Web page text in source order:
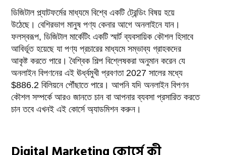
ডিজিটাল প্ল্যাটফর্মের মাধ্যমে বিশ্বে একটি ট্রেন্ডিং বিষয় হয়ে
উঠেছে। বেশিরভাগ মানুষ পণ্য কেনার আগে অনলাইনে যান।
ফলস্বরূপ, ডিজিটাল মার্কেটিং একটি স্মার্ট ব্যবসায়িক কৌশল হিসাবে
আবির্ভূত হয়েছে যা পণ্য প্রচারের মাধ্যমে সম্ভাব্য গ্রাহকদের
আকৃষ্ট করতে পারে। বৈশ্বিক শিল্প বিশ্লেষকরা অনুমান করেন যে
অনলাইন বিপণনের এই ঊর্ধ্বমুখী প্রবণতা 2027 সালের মধ্যে
$886.2 বিলিয়নে পৌঁছাতে পারে। আপনি যদি অনলাইন বিপণন
কৌশল সম্পর্কে আরও জানতে চান বা আপনার ব্যবসা প্রসারিত করতে
চান তবে এখনই এই কোর্সে অ্যাডমিশন করুন।